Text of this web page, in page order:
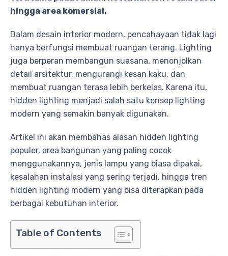
hingga area komersial.
Dalam desain interior modern, pencahayaan tidak lagi
hanya berfungsi membuat ruangan terang. Lighting
juga berperan membangun suasana, menonjolkan
detail arsitektur, mengurangi kesan kaku, dan
membuat ruangan terasa lebih berkelas. Karena itu,
hidden lighting menjadi salah satu konsep lighting
modern yang semakin banyak digunakan.
Artikel ini akan membahas alasan hidden lighting
populer, area bangunan yang paling cocok
menggunakannya, jenis lampu yang biasa dipakai,
kesalahan instalasi yang sering terjadi, hingga tren
hidden lighting modern yang bisa diterapkan pada
berbagai kebutuhan interior.
Table of Contents